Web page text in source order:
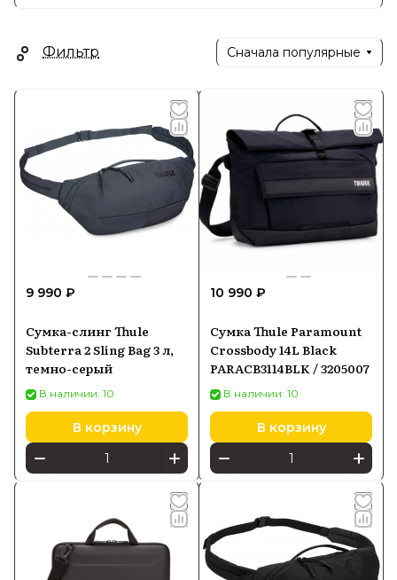
Фильтр Сначала популярные
9 990 ₽
Сумка-слинг Thule
Subterra 2 Sling Bag 3 л,
темно-серый
В наличии: 10
В корзину
10 990 ₽
Сумка Thule Paramount
Crossbody 14L Black
PARACB3114BLK / 3205007
В наличии: 10
В корзину